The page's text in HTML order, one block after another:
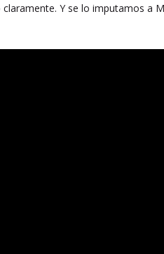
Y se lo imputamos a